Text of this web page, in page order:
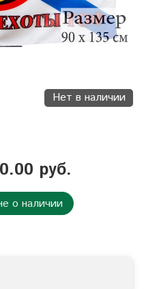
Нет в наличии
руб.
о наличии